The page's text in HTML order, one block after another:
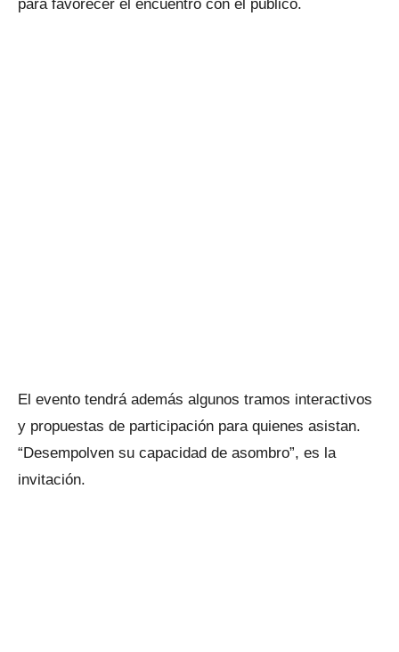
para favorecer el encuentro con el público.
El evento tendrá además algunos tramos interactivos
y propuestas de participación para quienes asistan.
“Desempolven su capacidad de asombro”, es la
invitación.